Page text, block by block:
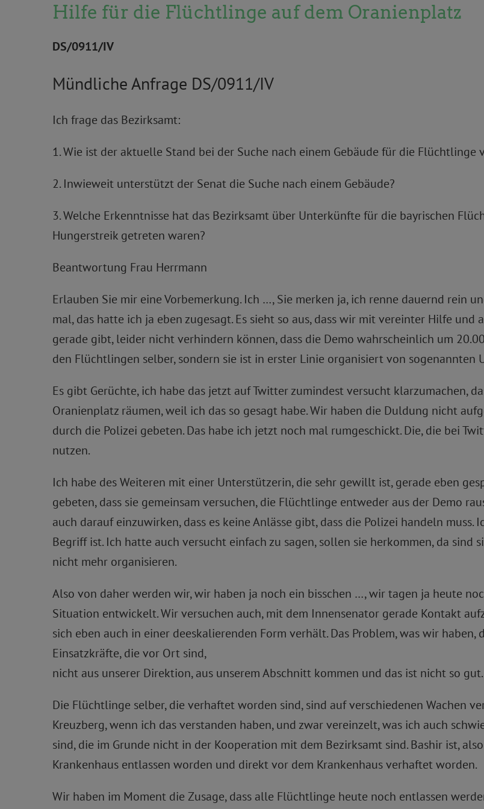
Hilfe für die Flüchtlinge auf dem Oranienplatz
DS/0911/IV
Mündliche Anfrage DS/0911/IV
Ich frage das Bezirksamt:
1. Wie ist der aktuelle Stand bei der Suche nach einem Gebäude für die Flüchtlinge
2. Inwieweit unterstützt der Senat die Suche nach einem Gebäude?
3. Welche Erkenntnisse hat das Bezirksamt über Unterkünfte für die bayrischen
Hungerstreik getreten waren?
Beantwortung Frau Herrmann
Erlauben Sie mir eine Vorbemerkung. Ich …, Sie merken ja, ich renne dauernd rein
mal, das hatte ich ja eben zugesagt. Es sieht so aus, dass wir mit vereinter Hilfe
gerade gibt, leider nicht verhindern können, dass die Demo wahrscheinlich um
den Flüchtlingen selber, sondern sie ist in erster Linie organisiert von
Es gibt Gerüchte, ich habe das jetzt auf Twitter zumindest versucht klarzumachen,
Oranienplatz räumen, weil ich das so gesagt habe. Wir haben die Duldung nicht
durch die Polizei gebeten. Das habe ich jetzt noch mal rumgeschickt. Die, die bei
nutzen.
Ich habe des Weiteren mit einer Unterstützerin, die sehr gewillt ist, gerade eben
gebeten, dass sie gemeinsam versuchen, die Flüchtlinge entweder aus der Demo
auch darauf einzuwirken, dass es keine Anlässe gibt, dass die Polizei handeln
Begriff ist. Ich hatte auch versucht einfach zu sagen, sollen sie herkommen, da sind
nicht mehr organisieren.
Also von daher werden wir, wir haben ja noch ein bisschen …, wir tagen ja heute
Situation entwickelt. Wir versuchen auch, mit dem Innensenator gerade Kontakt
sich eben auch in einer deeskalierenden Form verhält. Das Problem, was wir haben,
Einsatzkräfte, die vor Ort sind,
nicht aus unserer Direktion, aus unserem Abschnitt kommen und das ist nicht so gut.
Die Flüchtlinge selber, die verhaftet worden sind, sind auf verschiedenen Wachen
Kreuzberg, wenn ich das verstanden haben, und zwar vereinzelt, was ich auch
sind, die im Grunde nicht in der Kooperation mit dem Bezirksamt sind. Bashir ist,
Krankenhaus entlassen worden und direkt vor dem Krankenhaus verhaftet worden.
Wir haben im Moment die Zusage, dass alle Flüchtlinge heute noch entlassen